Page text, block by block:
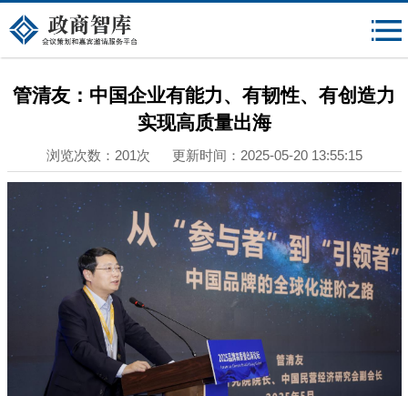
{$mheadqian}
管清友：中国企业有能力、有韧性、有创造力
实现高质量出海
浏览次数：201次 更新时间：2025-05-20 13:55:15